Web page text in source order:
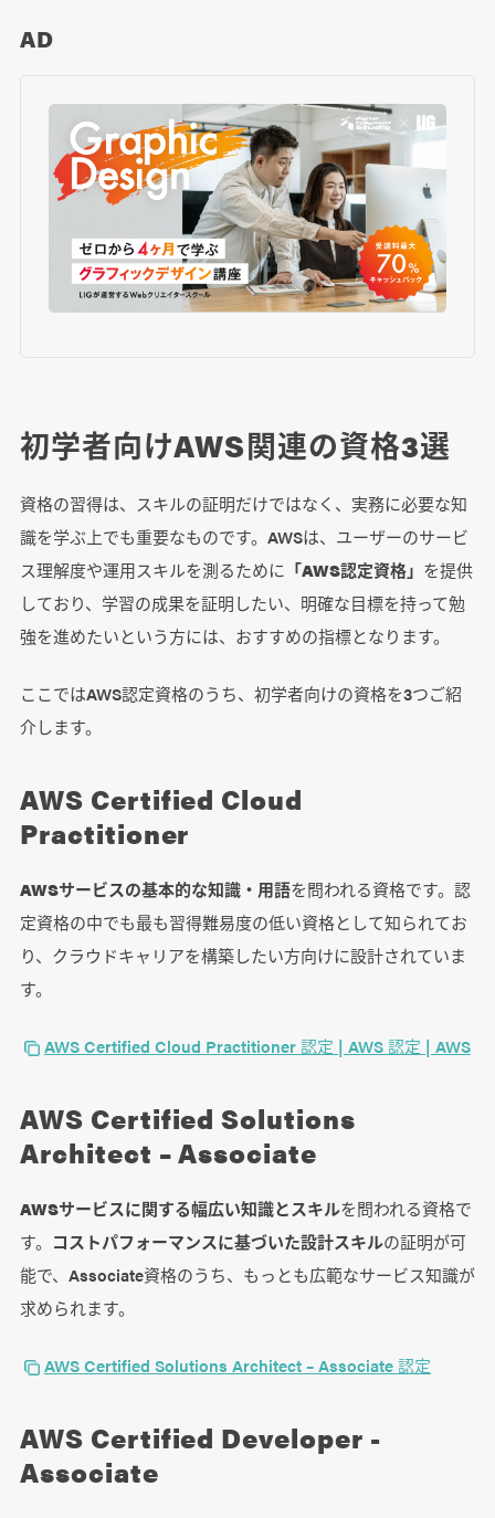
AD
初学者向けAWS関連の資格3選
資格の習得は、スキルの証明だけではなく、実務に必要な知
識を学ぶ上でも重要なものです。AWSは、ユーザーのサービ
ス理解度や運用スキルを測るために 「AWS認定資格」 を提供
しており、学習の成果を証明したい、明確な目標を持って勉
強を進めたいという方には、おすすめの指標となります。
ここではAWS認定資格のうち、初学者向けの資格を3つご紹
介します。
AWS Certified Cloud
Practitioner
AWSサービスの基本的な知識・用語を問われる資格です。認
定資格の中でも最も習得難易度の低い資格として知られてお
り、クラウドキャリアを構築したい方向けに設計されていま
す。
AWS Certified Cloud Practitioner 認定 | AWS 認定 | AWS
AWS Certified Solutions
Architect – Associate
AWSサービスに関する幅広い知識とスキルを問われる資格で
す。 コストパフォーマンスに基づいた設計スキルの証明が可
能で、Associate資格のうち、もっとも広範なサービス知識が
求められます。
AWS Certified Solutions Architect – Associate 認定
AWS Certified Developer -
Associate